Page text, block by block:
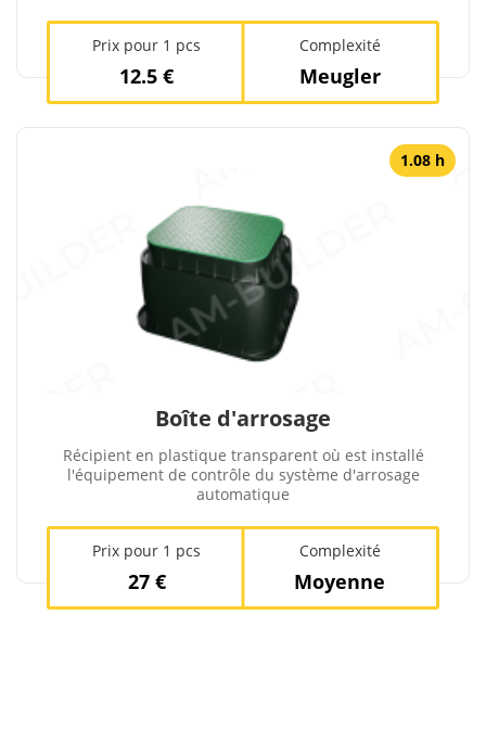
Prix ​​pour 1 pcs
12.5 €
Complexité
Meugler
1.08 h
Boîte d'arrosage
Récipient en plastique transparent où est installé
l'équipement de contrôle du système d'arrosage
automatique
Prix ​​pour 1 pcs
27 €
Complexité
Moyenne